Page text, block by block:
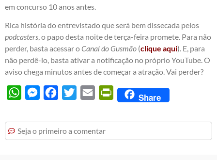
em concurso 10 anos antes.
Rica história do entrevistado que será bem dissecada pelos
podcasters, o papo desta noite de terça-feira promete. Para não
perder, basta acessar oCanal do Gusmão (clique aqui). E, para
nâo perdê-lo, basta ativar a notificação no próprio YouTube. O
aviso chega minutos antes de começar a atração. Vai perder?
WhatsAppMessengerFacebook
Twitter Email PrintFriendly
Share
Seja o primeiro a comentar